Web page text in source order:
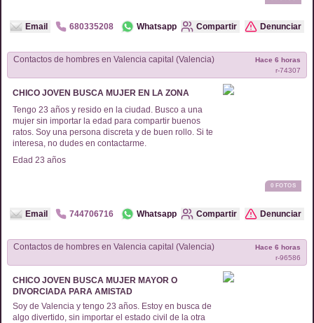
Email 680335208 Whatsapp Compartir Denunciar
Contactos de hombres en Valencia capital (Valencia)
r-74307
Hace 6 horas
CHICO JOVEN BUSCA MUJER EN LA ZONA
Tengo 23 años y resido en la ciudad. Busco a una
mujer sin importar la edad para compartir buenos
ratos. Soy una persona discreta y de buen rollo. Si te
interesa, no dudes en contactarme.
Edad 23 años
0 FOTOS
Email 744706716 Whatsapp Compartir Denunciar
Contactos de hombres en Valencia capital (Valencia)
r-96586
Hace 6 horas
CHICO JOVEN BUSCA MUJER MAYOR O
DIVORCIADA PARA AMISTAD
Soy de Valencia y tengo 23 años. Estoy en busca de
algo divertido, sin importar el estado civil de la otra